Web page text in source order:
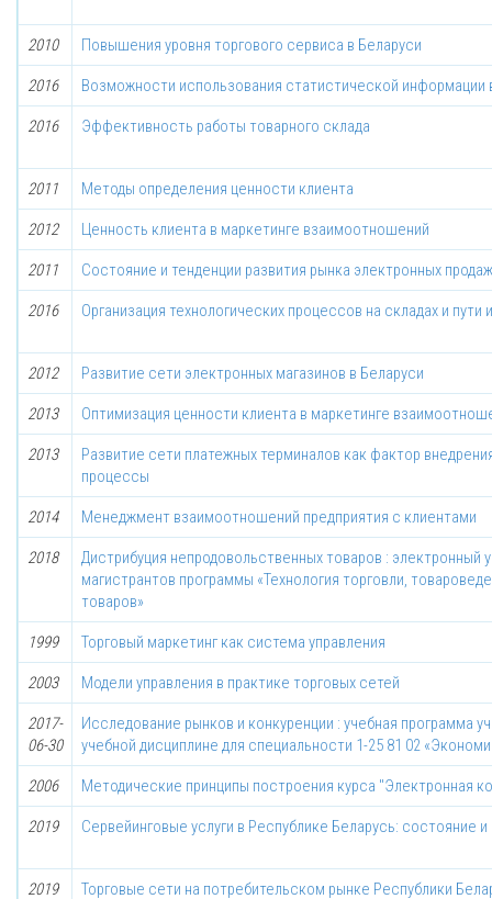
2010 Повышения уровня торгового сервиса в Беларуси
2016 Возможности использования статистической информации
2016 Эффективность работы товарного склада
2011 Методы определения ценности клиента
2012 Ценность клиента в маркетинге взаимоотношений
2011 Состояние и тенденции развития рынка электронных
2016 Организация технологических процессов на складах и пути
2012 Развитие сети электронных магазинов в Беларуси
2013 Оптимизация ценности клиента в маркетинге
2013
Развитие сети платежных терминалов как фактор
процессы
2014 Менеджмент взаимоотношений предприятия с клиентами
2018
Дистрибуция непродовольственных товаров : электронный
магистрантов программы «Технология торговли,
товаров»
1999 Торговый маркетинг как система управления
2003 Модели управления в практике торговых сетей
2017-
06-30
Исследование рынков и конкуренции : учебная программа
учебной дисциплине для специальности 1-25 81 02
2006 Методические принципы построения курса "Электронная
2019 Сервейинговые услуги в Республике Беларусь: состояние
2019 Торговые сети на потребительском рынке Республики